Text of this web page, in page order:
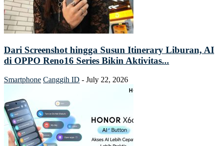
Dari Screenshot hingga Susun Itinerary Liburan, AI
di OPPO Reno16 Series Bikin Aktivitas...
Smartphone Canggih ID - July 22, 2026